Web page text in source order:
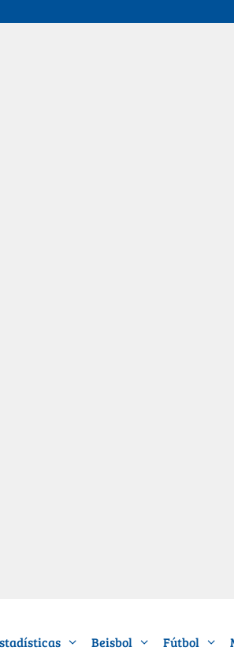
Beisbol Fútbol